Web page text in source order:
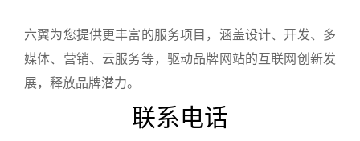
六翼为您提供更丰富的服务项目，涵盖设计、开发、多
媒体、营销、云服务等，驱动品牌网站的互联网创新发
展，释放品牌潜力。
联系电话